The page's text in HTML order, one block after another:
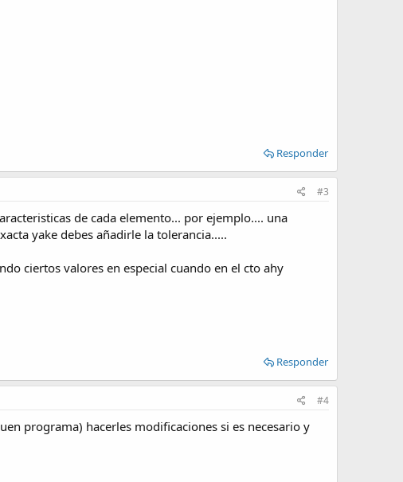
Responder
#3
de cada elemento... por ejemplo.... una
yake debes añadirle la tolerancia.....
ciertos valores en especial cuando en el cto ahy
Responder
#4
programa) hacerles modificaciones si es necesario y